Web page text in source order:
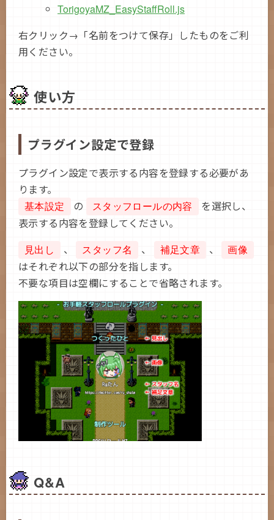
TorigoyaMZ_EasyStaffRoll.js
右クリック→「名前をつけて保存」したものをご利
用ください。
使い方
プラグイン設定で登録
プラグイン設定で表示する内容を登録する必要があ
ります。
基本設定 の スタッフロールの内容
を選択し、
表示する内容を登録してください。
見出し 、 スタッフ名 、 補足文章 、 画像
はそれぞれ以下の部分を指します。
不要な項目は空欄にすることで省略されます。
Q&A